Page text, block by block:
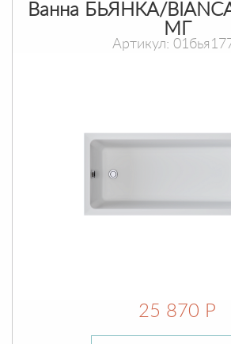
Ванна БЬЯНКА/
МГ
Артикул:
25 870 Р